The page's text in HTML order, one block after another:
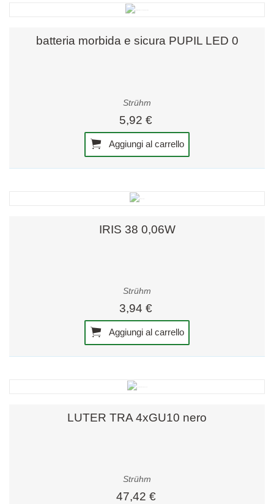
batteria morbida e sicura PUPIL LED 0
Strühm
5,92 €
Aggiungi al carrello
IRIS 38 0,06W
Strühm
3,94 €
Aggiungi al carrello
LUTER TRA 4xGU10 nero
Strühm
47,42 €